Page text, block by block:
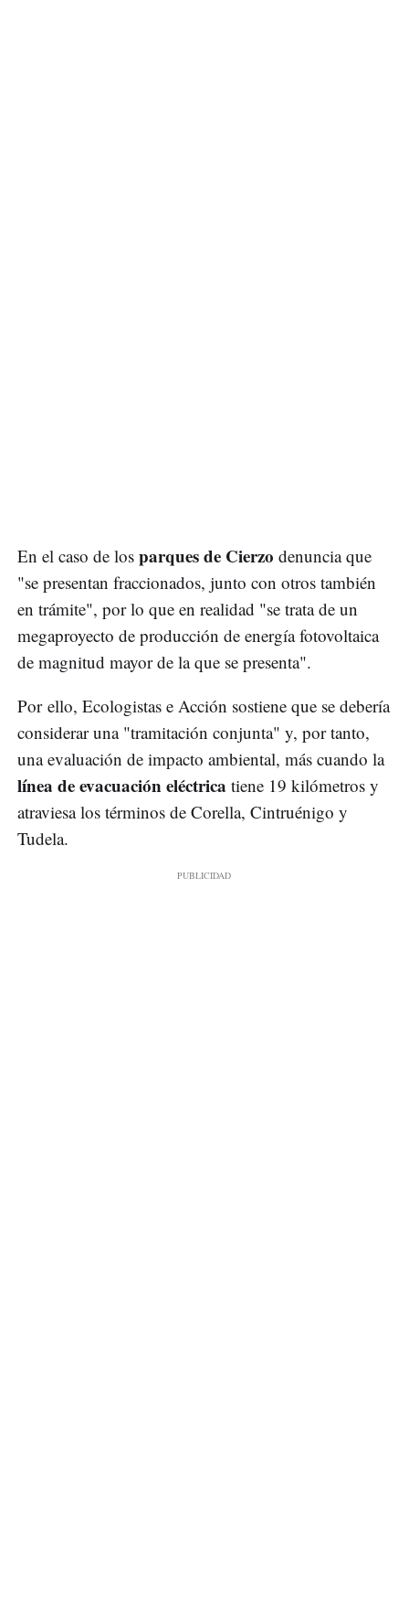
En el caso de los parques de Cierzo denuncia que
"se presentan fraccionados, junto con otros también
en trámite", por lo que en realidad "se trata de un
megaproyecto de producción de energía fotovoltaica
de magnitud mayor de la que se presenta".
Por ello, Ecologistas e Acción sostiene que se debería
considerar una "tramitación conjunta" y, por tanto,
una evaluación de impacto ambiental, más cuando la
línea de evacuación eléctrica tiene 19 kilómetros y
atraviesa los términos de Corella, Cintruénigo y
Tudela.